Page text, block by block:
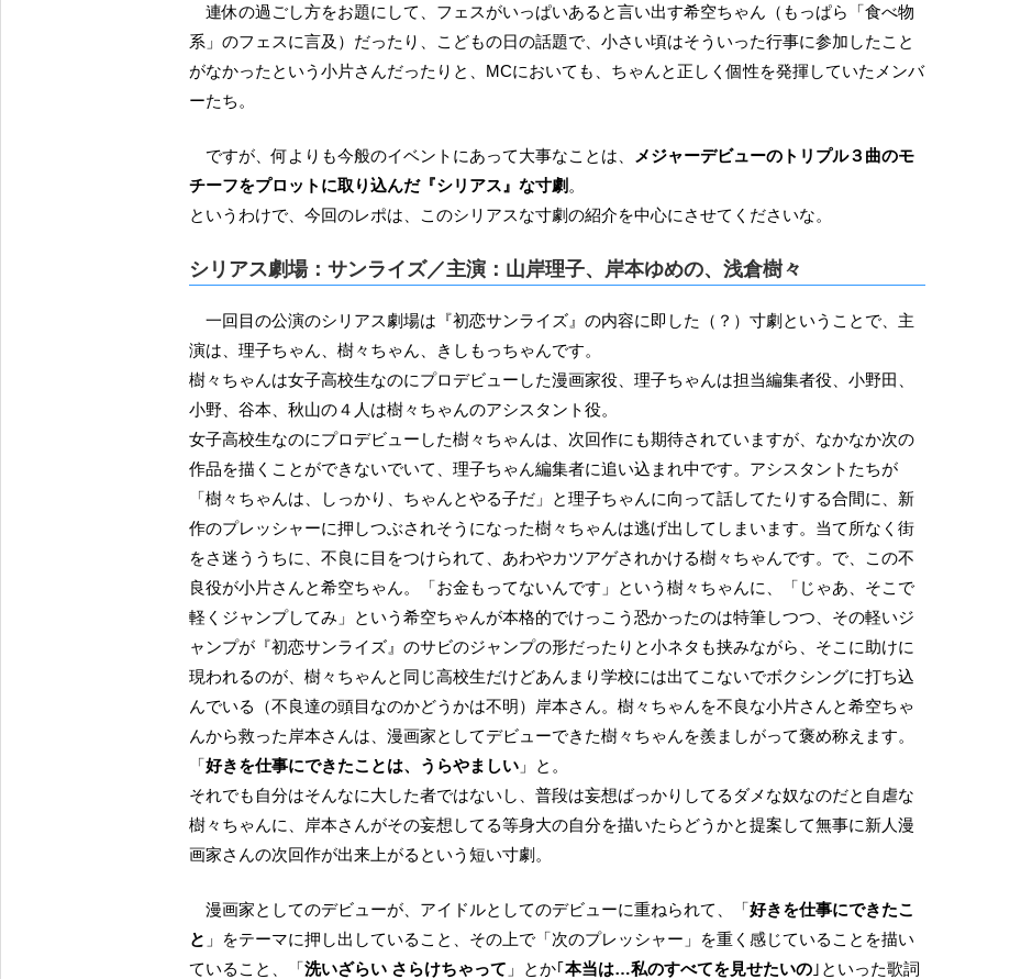
連休の過ごし方をお題にして、フェスがいっぱいあると言い出す希空ちゃん（もっぱら「食べ物
系」のフェスに言及）だったり、こどもの日の話題で、小さい頃はそういった行事に参加したこと
がなかったという小片さんだったりと、MCにおいても、ちゃんと正しく個性を発揮していたメンバ
ーたち。
ですが、何よりも今般のイベントにあって大事なことは、
メジャーデビューのトリプル３曲のモ
チーフをプロットに取り込んだ『シリアス』な寸劇 。
というわけで、今回のレポは、このシリアスな寸劇の紹介を中心にさせてくださいな。
シリアス劇場：サンライズ／主演：山岸理子、岸本ゆめの、浅倉樹々
一回目の公演のシリアス劇場は『初恋サンライズ』の内容に即した（？）寸劇ということで、主
演は、理子ちゃん、樹々ちゃん、きしもっちゃんです。
樹々ちゃんは女子高校生なのにプロデビューした漫画家役、理子ちゃんは担当編集者役、小野田、
小野、谷本、秋山の４人は樹々ちゃんのアシスタント役。
女子高校生なのにプロデビューした樹々ちゃんは、次回作にも期待されていますが、なかなか次の
作品を描くことができないでいて、理子ちゃん編集者に追い込まれ中です。アシスタントたちが
「樹々ちゃんは、しっかり、ちゃんとやる子だ」と理子ちゃんに向って話してたりする合間に、新
作のプレッシャーに押しつぶされそうになった樹々ちゃんは逃げ出してしまいます。当て所なく街
をさ迷ううちに、不良に目をつけられて、あわやカツアゲされかける樹々ちゃんです。で、この不
良役が小片さんと希空ちゃん。「お金もってないんです」という樹々ちゃんに、「じゃあ、そこで
軽くジャンプしてみ」という希空ちゃんが本格的でけっこう恐かったのは特筆しつつ、その軽いジ
ャンプが『初恋サンライズ』のサビのジャンプの形だったりと小ネタも挟みながら、そこに助けに
現われるのが、樹々ちゃんと同じ高校生だけどあんまり学校には出てこないでボクシングに打ち込
んでいる（不良達の頭目なのかどうかは不明）岸本さん。樹々ちゃんを不良な小片さんと希空ちゃ
んから救った岸本さんは、漫画家としてデビューできた樹々ちゃんを羨ましがって褒め称えます。
「好きを仕事にできたことは、うらやましい 」と。
それでも自分はそんなに大した者ではないし、普段は妄想ばっかりしてるダメな奴なのだと自虐な
樹々ちゃんに、岸本さんがその妄想してる等身大の自分を描いたらどうかと提案して無事に新人漫
画家さんの次回作が出来上がるという短い寸劇。
漫画家としてのデビューが、アイドルとしてのデビューに重ねられて、「好きを仕事にできたこ
と 」をテーマに押し出していること、その上で「次のプレッシャー」を重く感じていることを描い
ていること、「洗いざらい さらけちゃって 」とか｢本当は…私のすべてを見せたいの ｣といった歌詞